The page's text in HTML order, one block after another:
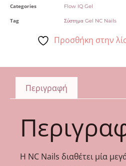
Categories
Flow IQ Gel
Tag Σύστημα Gel NC Nails
Προσθήκη στην
Περιγραφή
Η NC Nails διαθέτει μία